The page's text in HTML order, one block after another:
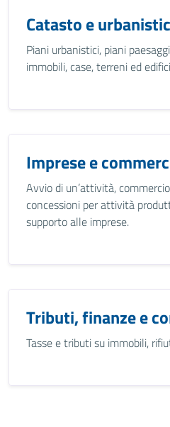
Catasto e
Piani urbanistici, piani
immobili, case, terreni ed
Imprese e
Avvio di un’attività,
concessioni per attività
supporto alle imprese.
Tributi, finanze e
Tasse e tributi su immobili,